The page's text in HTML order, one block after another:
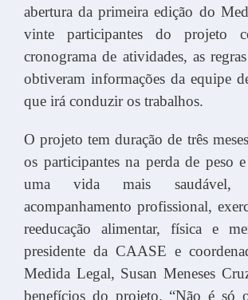
abertura da primeira edição do
vinte participantes do projeto
cronograma de atividades, as
obtiveram informações da equipe
que irá conduzir os trabalhos.
O projeto tem duração de três
os participantes na perda de peso
uma vida mais saudável,
acompanhamento profissional,
reeducação alimentar, física e
presidente da CAASE e
Medida Legal, Susan Meneses
benefícios do projeto. “Não é só